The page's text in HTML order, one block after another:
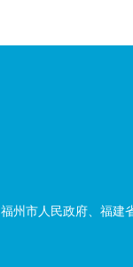
福州市人民政府、福建